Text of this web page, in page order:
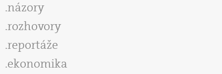
názory
rozhovory
reportáže
ekonomika